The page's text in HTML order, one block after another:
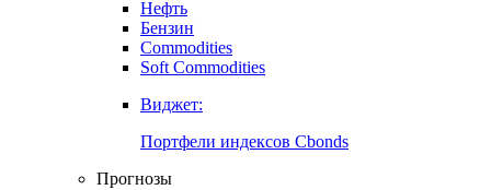
Карта процентных ставок
Commodities
Золото
Бензин
Soft Commodities
Виджет: